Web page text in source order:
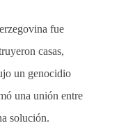
fue
casas,
un genocidio
una unión entre
solución.